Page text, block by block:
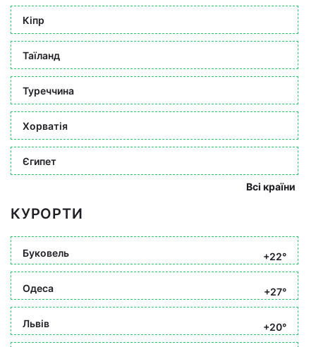
Кіпр
Таїланд
Туреччина
Хорватія
Єгипет
Всі країни
КУРОРТИ
Буковель +22°
Одеса +27°
Львів +20°